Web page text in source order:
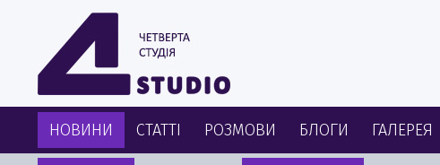
НОВИНИ СТАТТІ РОЗМОВИ БЛОГИ ГАЛЕРЕЯ